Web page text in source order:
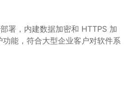
，内建数据加密和 HTTPS 加
能，符合大型企业客户对软件系